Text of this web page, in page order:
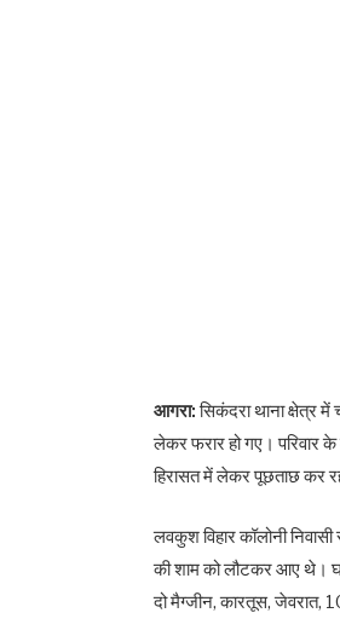
आगरा:सिकंदरा थाना क्षेत्र
लेकर फरार हो गए। परिवार
हिरासत में लेकर पूछताछ कर
लवकुश विहार कॉलोनी
की शाम को लौटकर आए थे।
दो मैग्जीन, कारतूस, जेवरात,